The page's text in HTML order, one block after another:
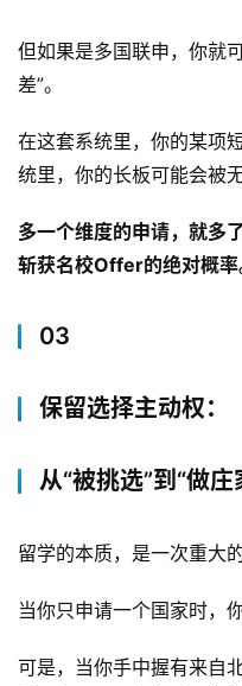
工
具
关
于
留
言
但如果是多国联申，你就
差”。
在这套系统里，你的某项
统里，你的长板可能会被
多一个维度的申请，就多
斩获名校Offer的绝对概率
03
保留选择主动权：
从“被挑选”到“做庄
留学的本质，是一次重大
当你只申请一个国家时，
可是，当你手中握有来自